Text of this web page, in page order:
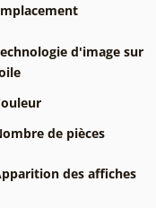
d'image sur
de pièces
des affiches